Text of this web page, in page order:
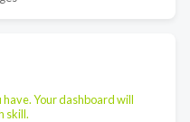
Your dashboard will
skill.